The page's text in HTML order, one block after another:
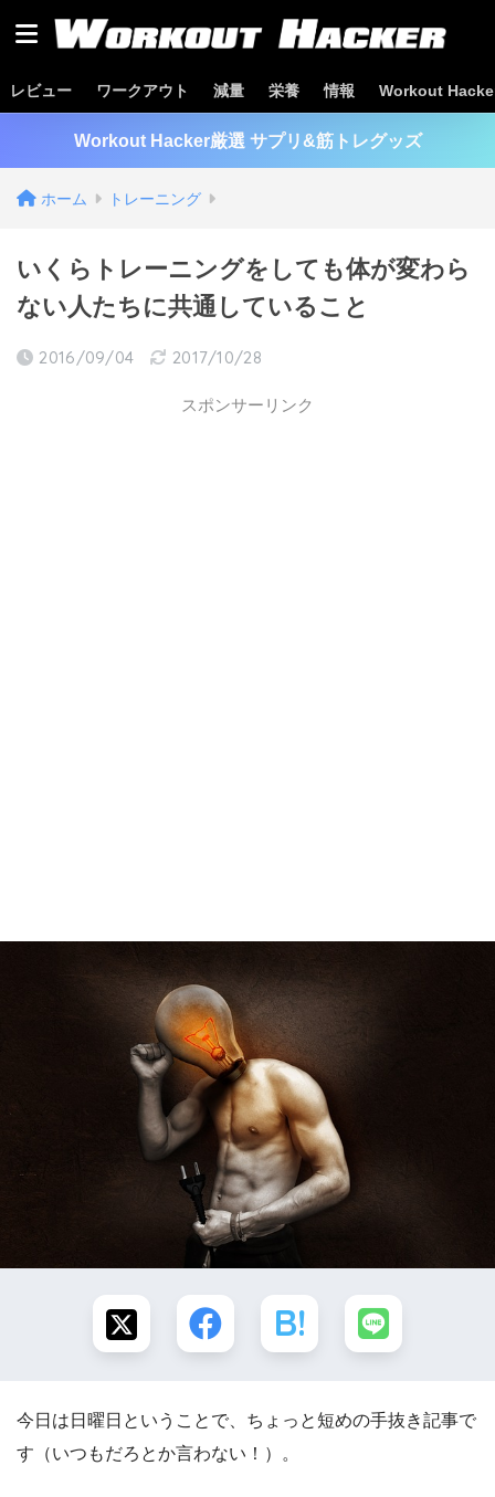
レビュー ワークアウト 減量 栄養 情報 Workout
Workout Hacker厳選 サプリ&筋トレグッズ
ホーム トレーニング
いくらトレーニングをしても体が変わら
ない人たちに共通していること
2016/09/04 2017/10/28
スポンサーリンク
今日は日曜日ということで、ちょっと短めの手抜き記事で
す（いつもだろとか言わない！）。